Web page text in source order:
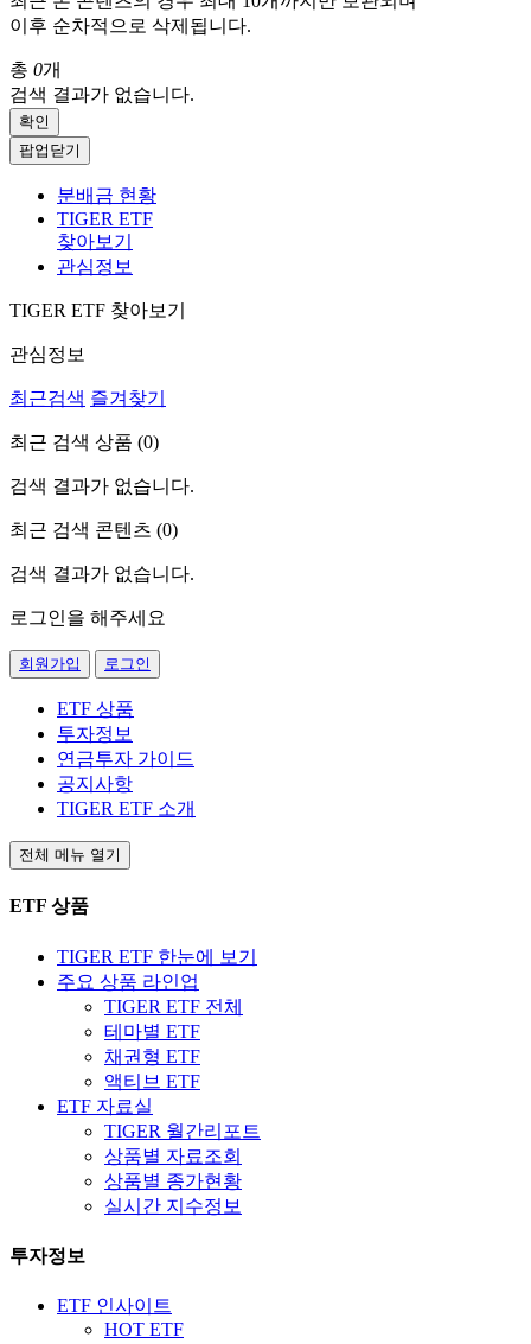
이후 순차적으로 삭제됩니다.
총 0개
검색 결과가 없습니다.
확인
팝업닫기
분배금 현황
TIGER ETF
찾아보기
관심정보
TIGER ETF 찾아보기
관심정보
최근검색 즐겨찾기
최근 검색 상품 (0)
검색 결과가 없습니다.
최근 검색 콘텐츠 (0)
검색 결과가 없습니다.
로그인을 해주세요
회원가입 로그인
ETF 상품
투자정보
연금투자 가이드
공지사항
TIGER ETF 소개
전체 메뉴 열기
ETF 상품
TIGER ETF 한눈에 보기
주요 상품 라인업
TIGER ETF 전체
테마별 ETF
채권형 ETF
액티브 ETF
ETF 자료실
TIGER 월간리포트
상품별 자료조회
상품별 종가현황
실시간 지수정보
투자정보
ETF 인사이트
HOT ETF